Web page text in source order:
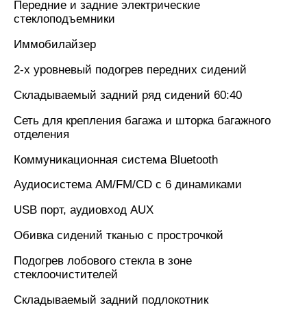
Передние и задние электрические
стеклоподъемники
Иммобилайзер
2-х уровневый подогрев передних сидений
Складываемый задний ряд сидений 60:40
Сеть для крепления багажа и шторка багажного
отделения
Коммуникационная система Bluetooth
Аудиосистема AM/FM/CD с 6 динамиками
USB порт, аудиовход AUX
Обивка сидений тканью с прострочкой
Подогрев лобового стекла в зоне
стеклоочистителей
Складываемый задний подлокотник